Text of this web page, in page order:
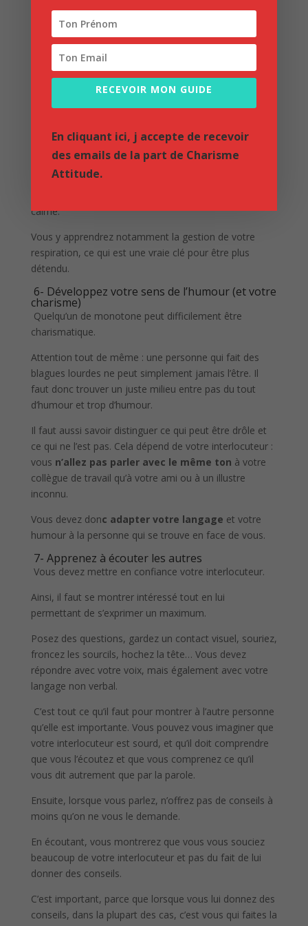
de vous détendre.
Ce n’est pas quelque chose de facile, mais c’est
quelque chose qui s’acquiert avec le temps et
l’entraînement.
Si vous vous sentez stressé, concentrez vous sur votre
Pour y arriver, vous pouvez vous tourner vers la
méditation ou le yoga.
Chacun peut avoir sa propre méthode, mais ces
calme.
Vous y apprendrez notamment la gestion de votre
respiration, ce qui est une vraie clé pour être plus
détendu.
6- Développez votre sens de l’humour (et votre
charisme)
Quelqu’un de monotone peut difficilement être
charismatique.
Attention tout de même : une personne qui fait des
blagues lourdes ne peut simplement jamais l’être. Il
faut donc trouver un juste milieu entre pas du tout
d’humour et trop d’humour.
Il faut aussi savoir distinguer ce qui peut être drôle et
ce qui ne l’est pas. Cela dépend de votre interlocuteur :
vous n’allez pas parler avec le même ton à votre
collègue de travail qu’à votre ami ou à un illustre
inconnu.
Vous devez donc adapter votre langage et votre
humour à la personne qui se trouve en face de vous.
7- Apprenez à écouter les autres
Vous devez mettre en confiance votre interlocuteur.
Ainsi, il faut se montrer intéressé tout en lui
permettant de s’exprimer un maximum.
Posez des questions, gardez un contact visuel, souriez,
froncez les sourcils, hochez la tête… Vous devez
répondre avec votre voix, mais également avec votre
langage non verbal.
C’est tout ce qu’il faut pour montrer à l’autre personne
qu’elle est importante. Vous pouvez vous imaginer que
votre interlocuteur est sourd, et qu’il doit comprendre
que vous l’écoutez et que vous comprenez ce qu’il
vous dit autrement que par la parole.
Ensuite, lorsque vous parlez, n’offrez pas de conseils à
moins qu’on ne vous le demande.
En écoutant, vous montrerez que vous vous souciez
beaucoup de votre interlocuteur et pas du fait de lui
donner des conseils.
C’est important, parce que lorsque vous lui donnez des
conseils, dans la plupart des cas, c’est vous qui faites la
RECEVOIR MON GUIDE
En cliquant ici, j accepte de recevoir
des emails de la part de Charisme
Attitude.